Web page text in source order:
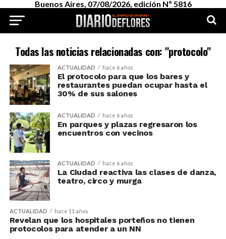
Buenos Aires, 07/08/2026, edición Nº 5816
Todas las noticias relacionadas con: "protocolo"
ACTUALIDAD hace 6 años
El protocolo para que los bares y
restaurantes puedan ocupar hasta el
30% de sus salones
ACTUALIDAD hace 6 años
En parques y plazas regresaron los
encuentros con vecinos
ACTUALIDAD hace 6 años
La Ciudad reactiva las clases de danza,
teatro, circo y murga
ACTUALIDAD hace 11 años
Revelan que los hospitales porteños no tienen
protocolos para atender a un NN